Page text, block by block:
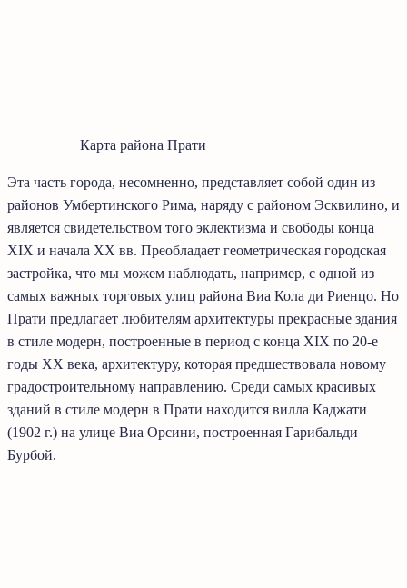
Карта района Прати
Эта часть города, несомненно, представляет собой один из
районов Умбертинского Рима, наряду с районом Эсквилино, и
является свидетельством того эклектизма и свободы конца
XIX и начала XX вв. Преобладает геометрическая городская
застройка, что мы можем наблюдать, например, с одной из
самых важных торговых улиц района Виа Кола ди Риенцо. Но
Прати предлагает любителям архитектуры прекрасные здания
в стиле модерн, построенные в период с конца XIX по 20-е
годы XX века, архитектуру, которая предшествовала новому
градостроительному направлению. Среди самых красивых
зданий в стиле модерн в Прати находится вилла Каджати
(1902 г.) на улице Виа Орсини, построенная Гарибальди
Бурбой.